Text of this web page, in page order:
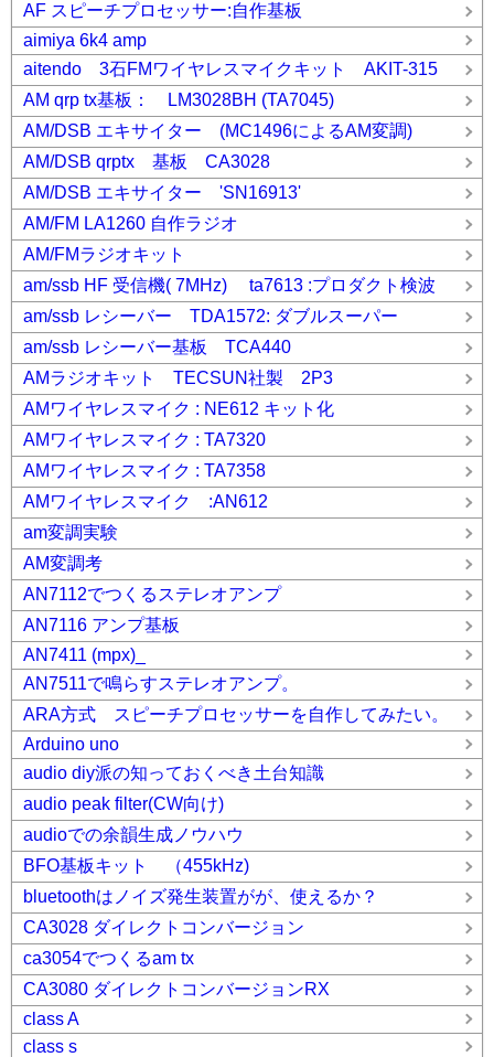
AF スピーチプロセッサー:自作基板
aimiya 6k4 amp
aitendo 3石FMワイヤレスマイクキット AKIT-315
AM qrp tx基板： LM3028BH (TA7045)
AM/DSB エキサイター (MC1496によるAM変調)
AM/DSB qrptx 基板 CA3028
AM/DSB エキサイター 'SN16913'
AM/FM LA1260 自作ラジオ
AM/FMラジオキット
am/ssb HF 受信機( 7MHz) ta7613 :プロダクト検波
am/ssb レシーバー TDA1572: ダブルスーパー
am/ssb レシーバー基板 TCA440
AMラジオキット TECSUN社製 2P3
AMワイヤレスマイク : NE612 キット化
AMワイヤレスマイク : TA7320
AMワイヤレスマイク : TA7358
AMワイヤレスマイク :AN612
am変調実験
AM変調考
AN7112でつくるステレオアンプ
AN7116 アンプ基板
AN7411 (mpx)_
AN7511で鳴らすステレオアンプ。
ARA方式 スピーチプロセッサーを自作してみたい。
Arduino uno
audio diy派の知っておくべき土台知識
audio peak filter(CW向け)
audioでの余韻生成ノウハウ
BFO基板キット （455kHz)
bluetoothはノイズ発生装置がが、使えるか？
CA3028 ダイレクトコンバージョン
ca3054でつくるam tx
CA3080 ダイレクトコンバージョンRX
class A
class s